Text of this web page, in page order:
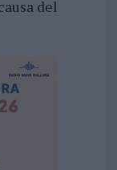
del